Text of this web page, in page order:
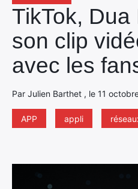
TikTok,
son clip
avec les
Par Julien Barthet , le 11
APP appli